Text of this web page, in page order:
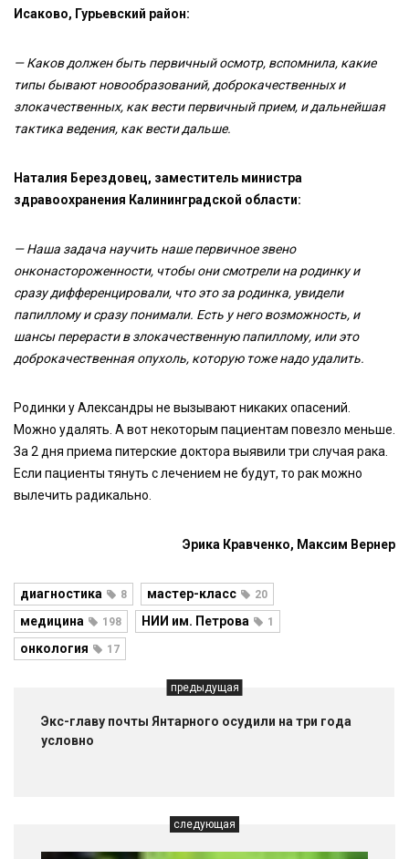
Исаково, Гурьевский район:
— Каков должен быть первичный осмотр, вспомнила, какие
типы бывают новообразований, доброкачественных и
злокачественных, как вести первичный прием, и дальнейшая
тактика ведения, как вести дальше.
Наталия Берездовец, заместитель министра
здравоохранения Калининградской области:
— Наша задача научить наше первичное звено
онконастороженности, чтобы они смотрели на родинку и
сразу дифференцировали, что это за родинка, увидели
папиллому и сразу понимали. Есть у него возможность, и
шансы перерасти в злокачественную папиллому, или это
доброкачественная опухоль, которую тоже надо удалить.
Родинки у Александры не вызывают никаких опасений.
Можно удалять. А вот некоторым пациентам повезло меньше.
За 2 дня приема питерские доктора выявили три случая рака.
Если пациенты тянуть с лечением не будут, то рак можно
вылечить радикально.
Эрика Кравченко, Максим Вернер
диагностика 8 мастер-класс 20
медицина 198 НИИ им. Петрова 1
онкология 17
предыдущая
Экс-главу почты Янтарного осудили на три года
условно
следующая